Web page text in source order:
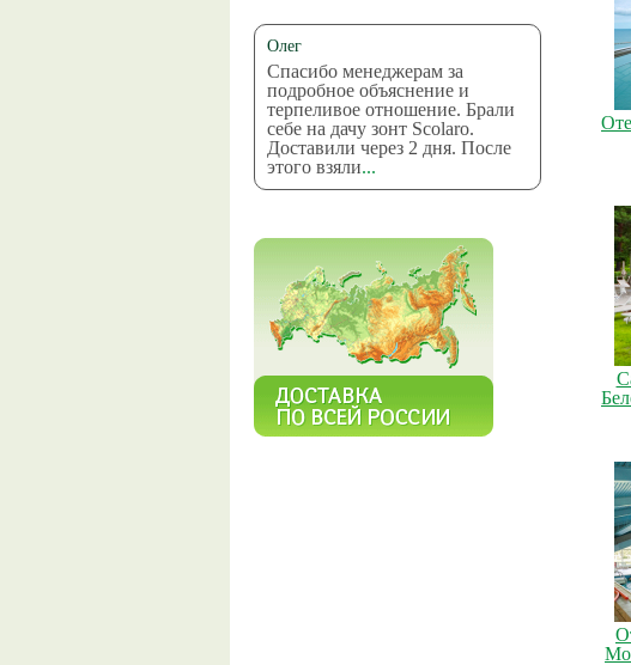
Олег
Спасибо менеджерам за
подробное объяснение и
терпеливое отношение. Брали
себе на дачу зонт Scolaro.
Доставили через 2 дня. После
этого взяли...